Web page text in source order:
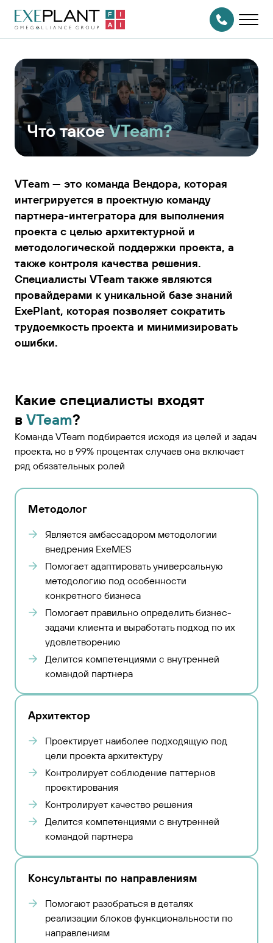
На главную
страницу
СВЯЗАТЬСЯ
С НАМИ
Что такоеVTeam?
VTeam — это команда Вендора, которая
интегрируется в проектную команду
партнера-интегратора для выполнения
проекта с целью архитектурной и
методологической поддержки проекта, а
также контроля качества решения.
Специалисты VTeam также являются
провайдерами к уникальной базе знаний
ExePlant, которая позволяет сократить
трудоемкость проекта и минимизировать
ошибки.
Какие специалисты входят
в VTeam?
Команда VTeam подбирается исходя из целей и задач
проекта, но в 99% процентах случаев она включает
ряд обязательных ролей
Методолог
Является амбассадором методологии
внедрения ExeMES
Помогает адаптировать универсальную
методологию под особенности
конкретного бизнеса
Помогает правильно определить бизнес-
задачи клиента и выработать подход по их
удовлетворению
Делится компетенциями с внутренней
командой партнера
Архитектор
Проектирует наиболее подходящую под
цели проекта архитектуру
Контролирует соблюдение паттернов
проектирования
Контролирует качество решения
Делится компетенциями с внутренней
командой партнера
Консультанты по направлениям
Помогают разобраться в деталях
реализации блоков функциональности по
направлениям